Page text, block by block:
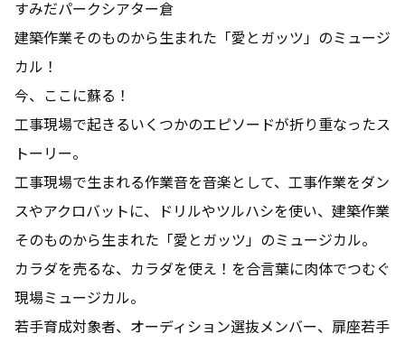
すみだパークシアター倉
建築作業そのものから生まれた「愛とガッツ」のミュージ
カル！
今、ここに蘇る！
工事現場で起きるいくつかのエピソードが折り重なったス
トーリー。
工事現場で生まれる作業音を音楽として、工事作業をダン
スやアクロバットに、ドリルやツルハシを使い、建築作業
そのものから生まれた「愛とガッツ」のミュージカル。
カラダを売るな、カラダを使え！を合言葉に肉体でつむぐ
現場ミュージカル。
若手育成対象者、オーディション選抜メンバー、扉座若手